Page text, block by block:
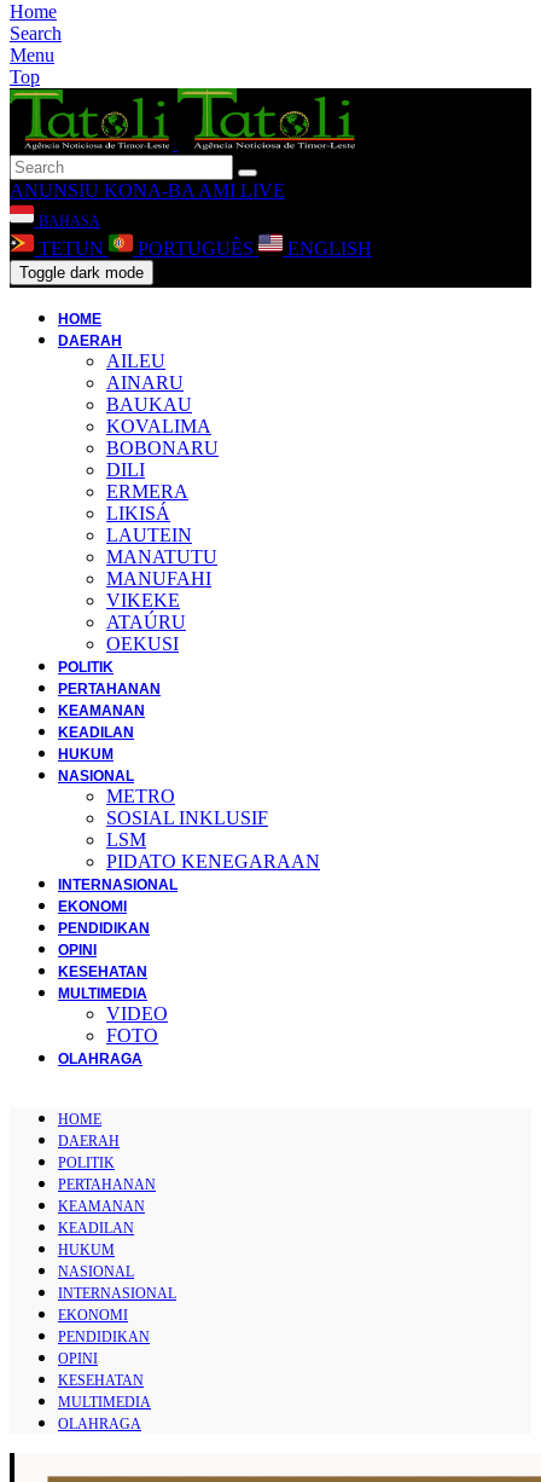
Home
Search
Menu
Top
ANUNSIU KONA-BA AMI LIVE
BAHASA
TETUN PORTUGUÊS ENGLISH
Toggle dark mode
HOME
DAERAH
AILEU
AINARU
BAUKAU
KOVALIMA
BOBONARU
DILI
ERMERA
LIKISÁ
LAUTEIN
MANATUTU
MANUFAHI
VIKEKE
ATAÚRU
OEKUSI
POLITIK
PERTAHANAN
KEAMANAN
KEADILAN
HUKUM
NASIONAL
METRO
SOSIAL INKLUSIF
LSM
PIDATO KENEGARAAN
INTERNASIONAL
EKONOMI
PENDIDIKAN
OPINI
KESEHATAN
MULTIMEDIA
VIDEO
FOTO
OLAHRAGA
HOME
DAERAH
POLITIK
PERTAHANAN
KEAMANAN
KEADILAN
HUKUM
NASIONAL
INTERNASIONAL
EKONOMI
PENDIDIKAN
OPINI
KESEHATAN
MULTIMEDIA
OLAHRAGA